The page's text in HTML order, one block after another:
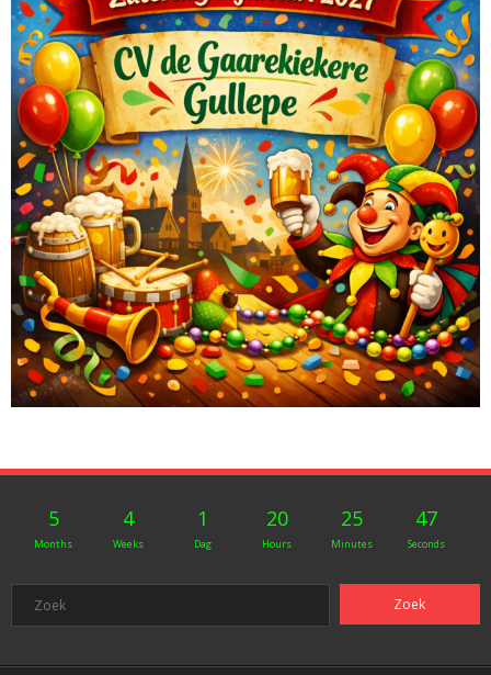
5
Months
4
Weeks
1
Dag
20
Hours
25
Minutes
47
Seconds